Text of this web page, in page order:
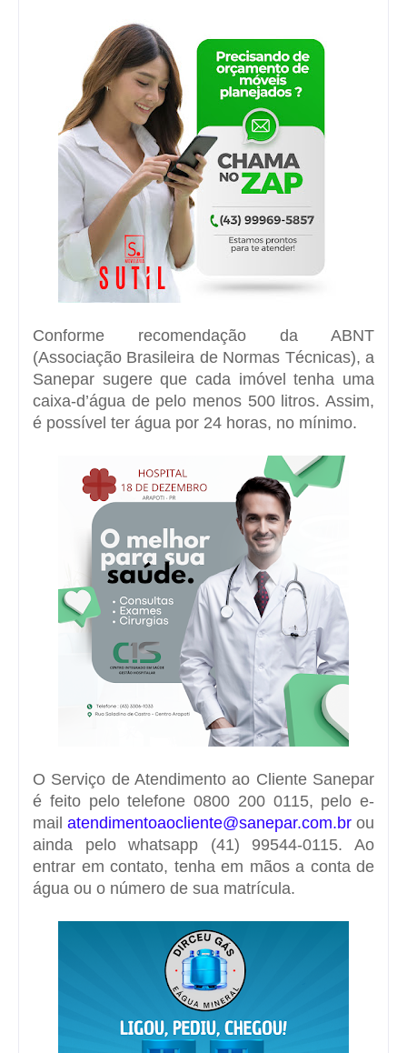
Conforme recomendação da ABNT
(Associação Brasileira de Normas Técnicas), a
Sanepar sugere que cada imóvel tenha uma
caixa-d’água de pelo menos 500 litros. Assim,
é possível ter água por 24 horas, no mínimo.
O Serviço de Atendimento ao Cliente Sanepar
é feito pelo telefone 0800 200 0115, pelo e-
mail atendimentoaocliente@sanepar.com.br ou
ainda pelo whatsapp (41) 99544-0115. Ao
entrar em contato, tenha em mãos a conta de
água ou o número de sua matrícula.